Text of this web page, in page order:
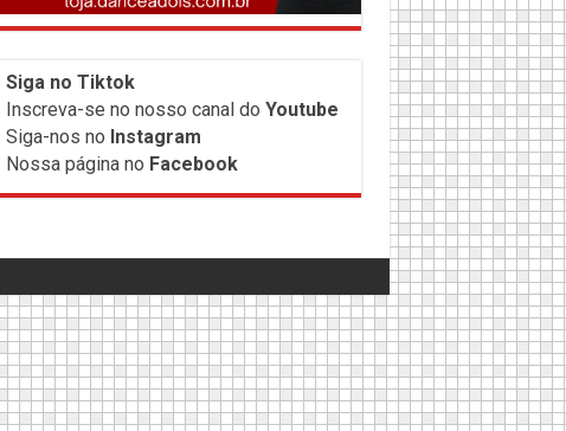
Siga no Tiktok
Inscreva-se no nosso canal do Youtube
Siga-nos no Instagram
Nossa página no Facebook